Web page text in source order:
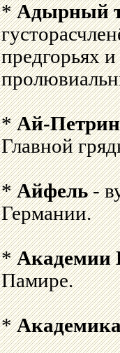
*Адырный
предгорьях
*Ай-
Главной
*Айфель-
Германии.
*Академии
Памире.
*